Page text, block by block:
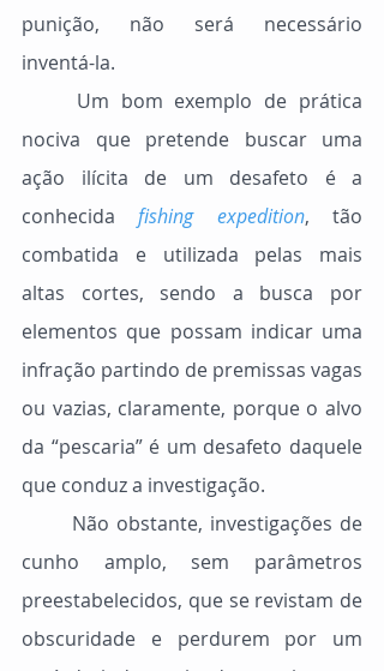
punição, não será necessário
inventá-la.
nociva que pretende buscar uma
ação ilícita de um desafeto é a
conhecida fishing expedition, tão
combatida e utilizada pelas mais
altas cortes, sendo a busca por
elementos que possam indicar uma
infração partindo de premissas vagas
ou vazias, claramente, porque o alvo
da “pescaria” é um desafeto daquele
que conduz a investigação.
cunho amplo, sem parâmetros
preestabelecidos, que se revistam de
obscuridade e perdurem por um